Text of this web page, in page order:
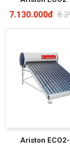
7.130.000đ
Ariston